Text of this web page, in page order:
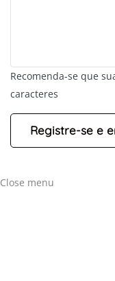
Recomenda-se que
caracteres
Close menu